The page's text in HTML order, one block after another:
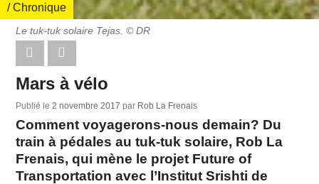
/ Chronique
Le tuk-tuk solaire Tejas. © DR
Mars à vélo
Publié le 2 novembre 2017par Rob La Frenais
Comment voyagerons-nous demain? Du
train à pédales au tuk-tuk solaire, Rob La
Frenais, qui mène le projet Future of
Transportation avec l’Institut Srishti de